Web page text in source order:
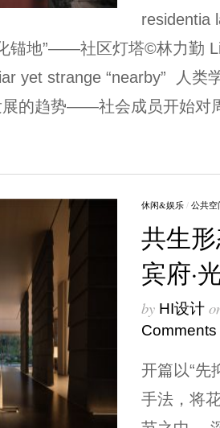
residentia
锚地”——社区灯塔©林力勤
yet strange “nearby” 人类
展的趋势——社会成员开始对
休闲&娱乐 / 公共空
共生
宾府·
by HI设计
Comments
开篇以“先
手法，将